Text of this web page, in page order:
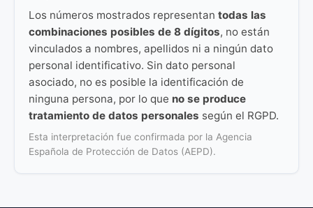
Los números mostrados representan todas las
combinaciones posibles de 8 dígitos, no están
vinculados a nombres, apellidos ni a ningún dato
personal identificativo. Sin dato personal
asociado, no es posible la identificación de
ninguna persona, por lo que no se produce
tratamiento de datos personales según el RGPD.
Esta interpretación fue confirmada por la Agencia
Española de Protección de Datos (AEPD).